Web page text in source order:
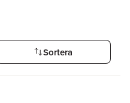
Sortera